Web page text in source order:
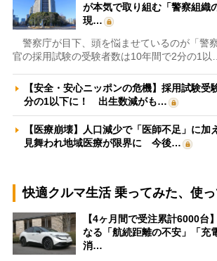
が本気で取り組む「警察組
現…
警察庁が目下、頭を悩ませているのが「警
官の採用試験の受験者数は10年間で2分の1以…
【安全・安心ニッポンの危機】採用試験受
分の1以下に！ 出生数減がも…
【医療崩壊】人口減少で「医師不足」に加
見舞われ地域医療が限界に 今後…
快適クルマ生活 乗ってみた、使
【4ヶ月間で受注累計6000台
なる「航続距離の不安」「充
消…